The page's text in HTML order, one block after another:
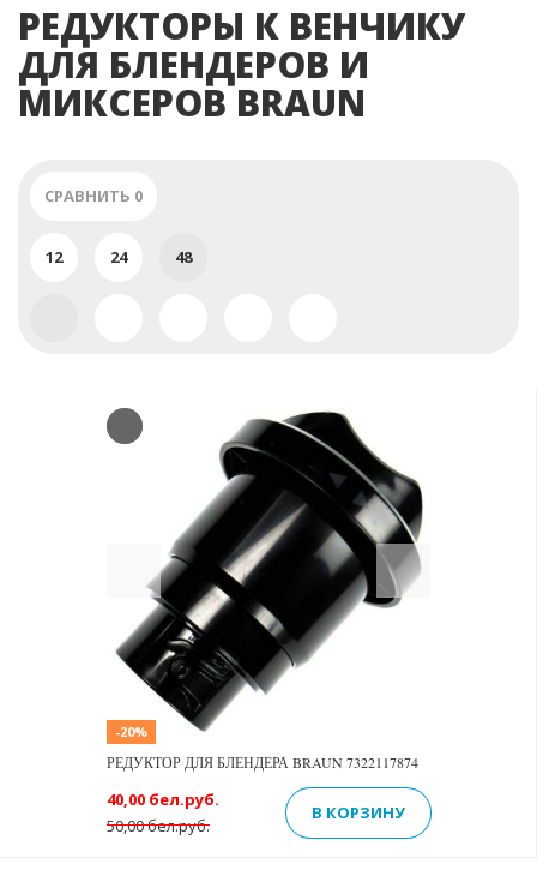
РЕДУКТОРЫ К ВЕНЧИКУ
ДЛЯ БЛЕНДЕРОВ И
МИКСЕРОВ BRAUN
СРАВНИТЬ 0
12 24 48
Previous Next
-20%
РЕДУКТОР ДЛЯ БЛЕНДЕРА BRAUN 7322117874
50,00 бел.руб.
40,00 бел.руб.
В КОРЗИНУ